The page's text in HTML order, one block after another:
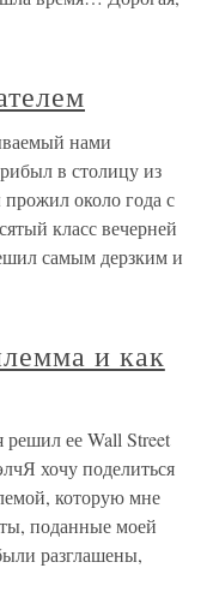
нами
в столицу из
около года с
класс вечерней
самым дерзким и
и как
ее Wall Street
хочу поделиться
которую мне
поданные моей
разглашены,